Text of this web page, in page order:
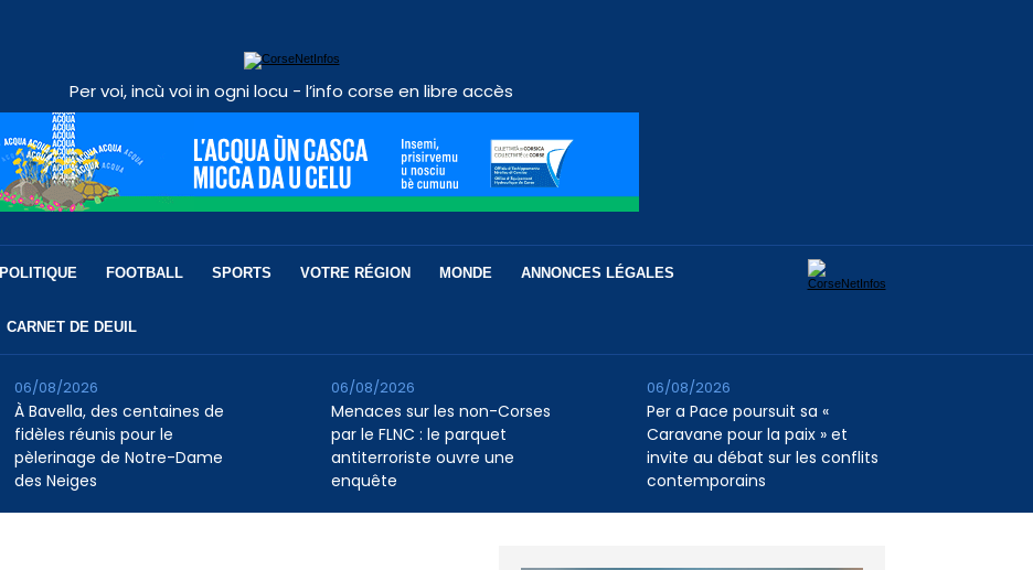
Per voi, incù voi in ogni locu - l’info corse en libre accès
POLITIQUE FOOTBALL SPORTS VOTRE RÉGION MONDE ANNONCES LÉGALES
CARNET DE DEUIL
À Bavella, des centaines de
fidèles réunis pour le
pèlerinage de Notre-Dame
des Neiges
06/08/2026
Menaces sur les non-Corses
par le FLNC : le parquet
antiterroriste ouvre une
enquête
06/08/2026
Per a Pace poursuit sa «
Caravane pour la paix » et
invite au débat sur les conflits
contemporains
06/08/2026